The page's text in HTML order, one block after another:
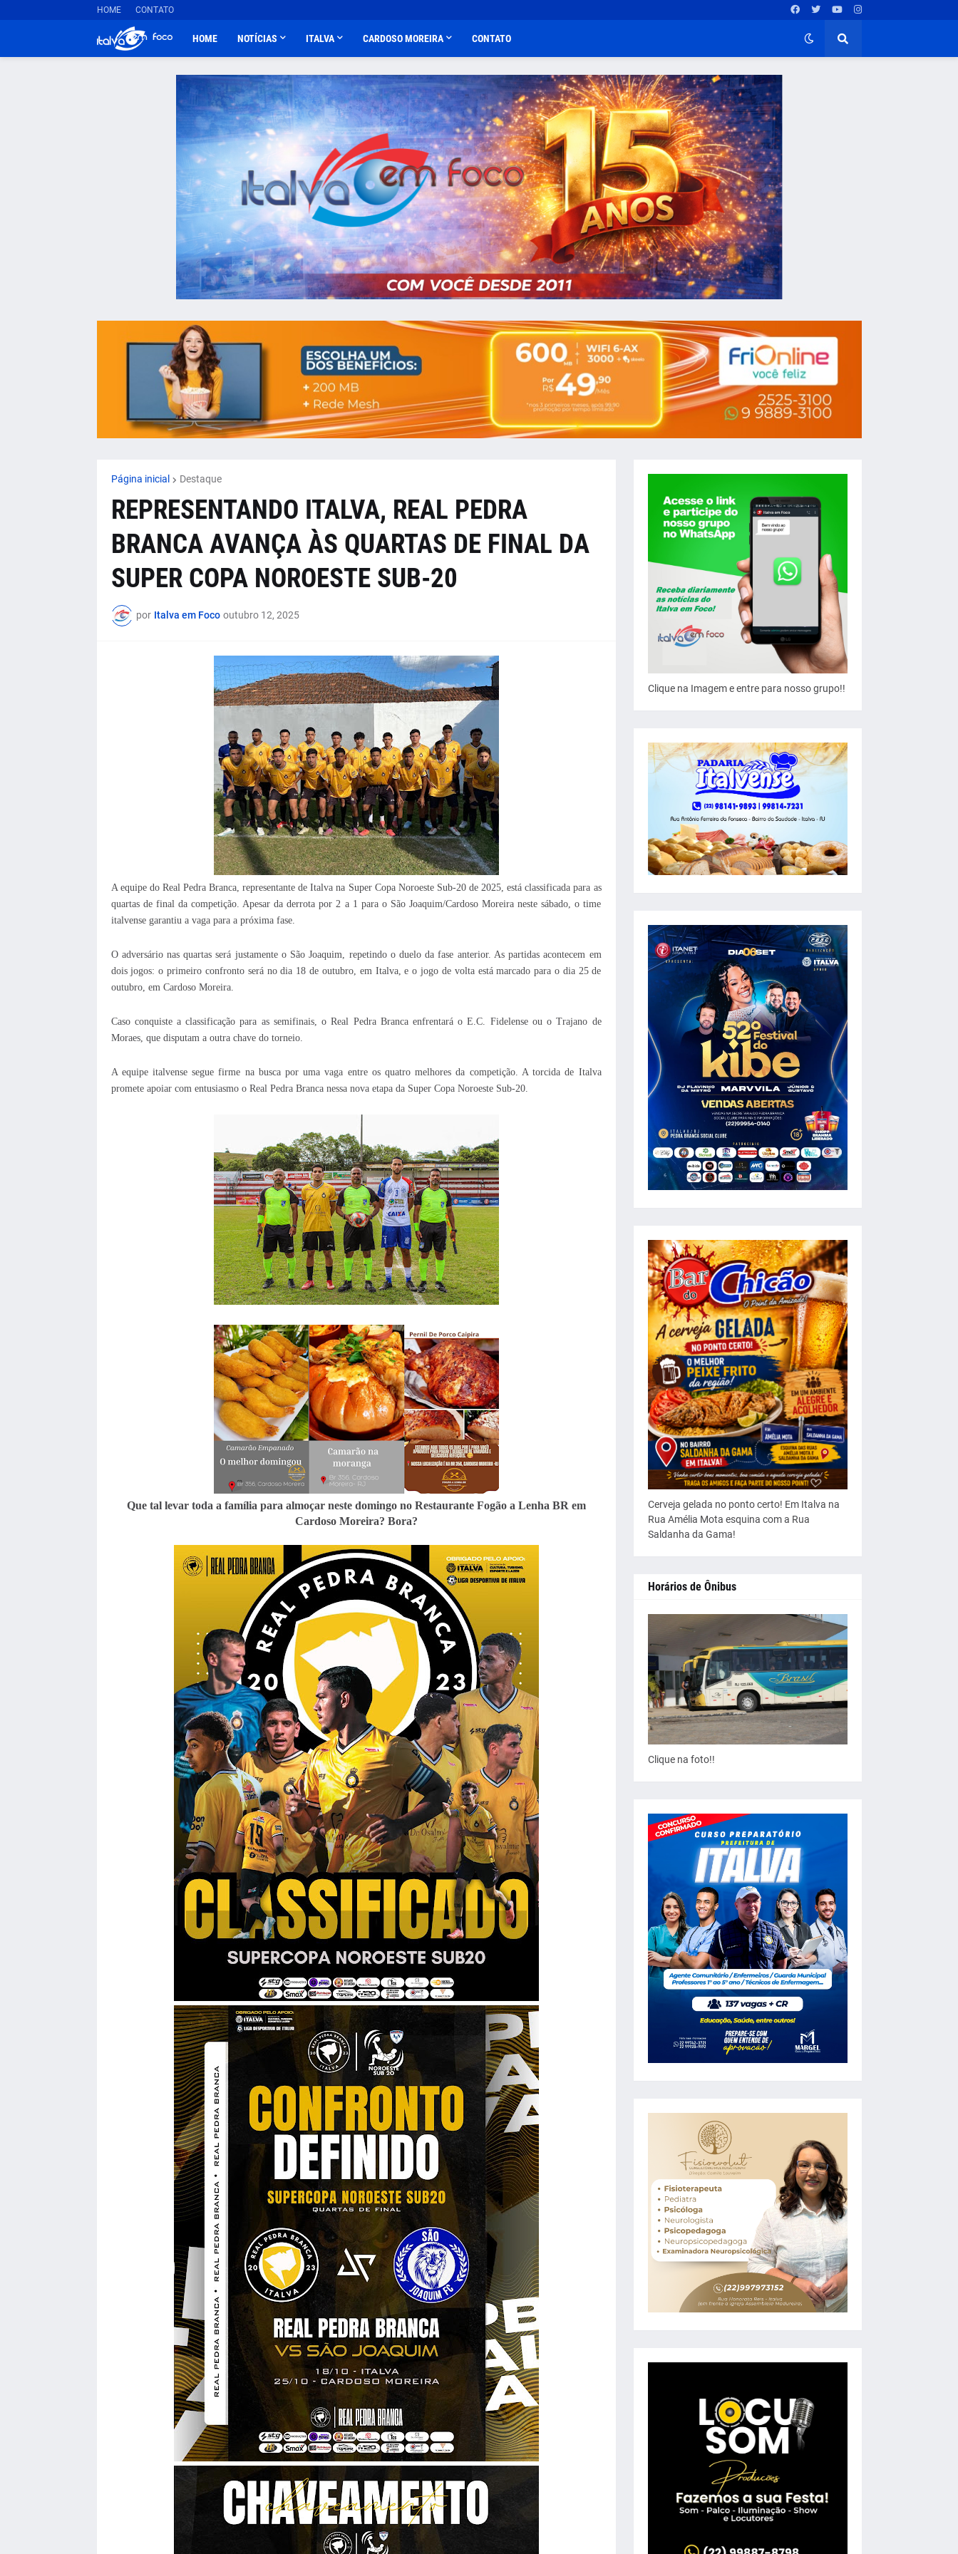
HOME CONTATO
HOME NOTÍCIAS ITALVA CARDOSO MOREIRA CONTATO
Página inicial Destaque
REPRESENTANDO ITALVA, REAL PEDRA
BRANCA AVANÇA ÀS QUARTAS DE FINAL DA
SUPER COPA NOROESTE SUB-20
por Italva em Foco outubro 12, 2025
A equipe do Real Pedra Branca, representante de Italva na Super Copa Noroeste Sub-20 de 2025, está classificada para as
quartas de final da competição. Apesar da derrota por 2 a 1 para o São Joaquim/Cardoso Moreira neste sábado, o time
italvense garantiu a vaga para a próxima fase.
O adversário nas quartas será justamente o São Joaquim, repetindo o duelo da fase anterior. As partidas acontecem em
dois jogos: o primeiro confronto será no dia 18 de outubro, em Italva, e o jogo de volta está marcado para o dia 25 de
outubro, em Cardoso Moreira.
Caso conquiste a classificação para as semifinais, o Real Pedra Branca enfrentará o E.C. Fidelense ou o Trajano de
Moraes, que disputam a outra chave do torneio.
A equipe italvense segue firme na busca por uma vaga entre os quatro melhores da competição. A torcida de Italva
promete apoiar com entusiasmo o Real Pedra Branca nessa nova etapa da Super Copa Noroeste Sub-20.
Que tal levar toda a família para almoçar neste domingo no Restaurante Fogão a Lenha BR em
Cardoso Moreira? Bora?
Clique na Imagem e entre para nosso grupo!!
Cerveja gelada no ponto certo! Em Italva na
Rua Amélia Mota esquina com a Rua
Saldanha da Gama!
Horários de Ônibus
Clique na foto!!